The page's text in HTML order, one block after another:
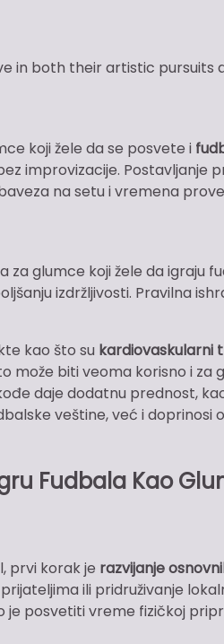
in both their artistic pursuits
koji žele da se posvete i
improvizacije. Postavljanje
na setu i vremena
za glumce koji žele da igraju
izdržljivosti. Pravilna
kao što su kardiovaskularni
može biti veoma korisno i za
daje dodatnu prednost,
veštine, već i doprinosi
Fudbala Kao
prvi korak je razvijanje
ili pridruživanje
je posvetiti vreme fizičkoj